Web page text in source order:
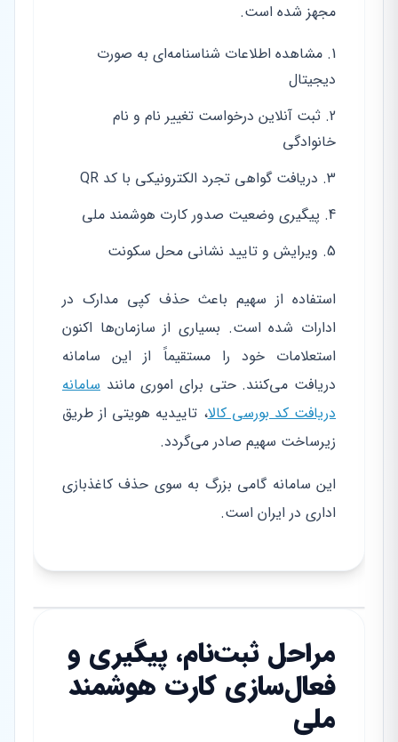
مجهز شده است.
مشاهده اطلاعات شناسنامه‌ای به صورت
دیجیتال
ثبت آنلاین درخواست تغییر نام و نام
خانوادگی
دریافت گواهی تجرد الکترونیکی با کد QR
پیگیری وضعیت صدور کارت هوشمند ملی
ویرایش و تایید نشانی محل سکونت
استفاده از سهیم باعث حذف کپی مدارک در
ادارات شده است. بسیاری از سازمان‌ها اکنون
استعلامات خود را مستقیماً از این سامانه
دریافت می‌کنند. حتی برای اموری مانند سامانه
دریافت کد بورسی کالا، تاییدیه هویتی از طریق
زیرساخت سهیم صادر می‌گردد.
این سامانه گامی بزرگ به سوی حذف کاغذبازی
اداری در ایران است.
مراحل ثبت‌نام، پیگیری و
فعال‌سازی کارت هوشمند
ملی